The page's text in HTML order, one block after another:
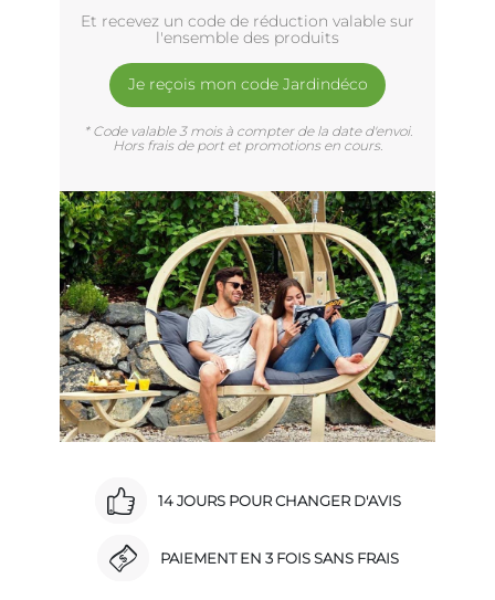
Et recevez un code de réduction valable sur
l'ensemble des produits
Je reçois mon code Jardindéco
* Code valable 3 mois à compter de la date d'envoi.
Hors frais de port et promotions en cours.
14 JOURS POUR CHANGER D'AVIS
PAIEMENT EN 3 FOIS SANS FRAIS